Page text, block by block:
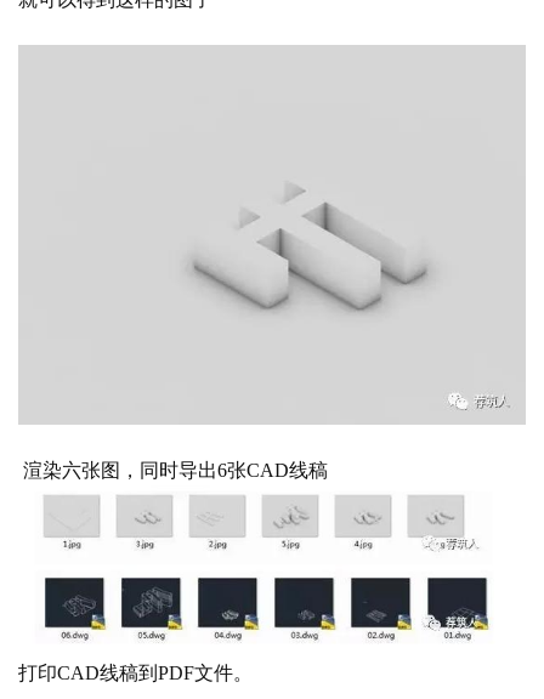
渲染六张图，同时导出6张CAD线稿
打印CAD线稿到 PDF文件。